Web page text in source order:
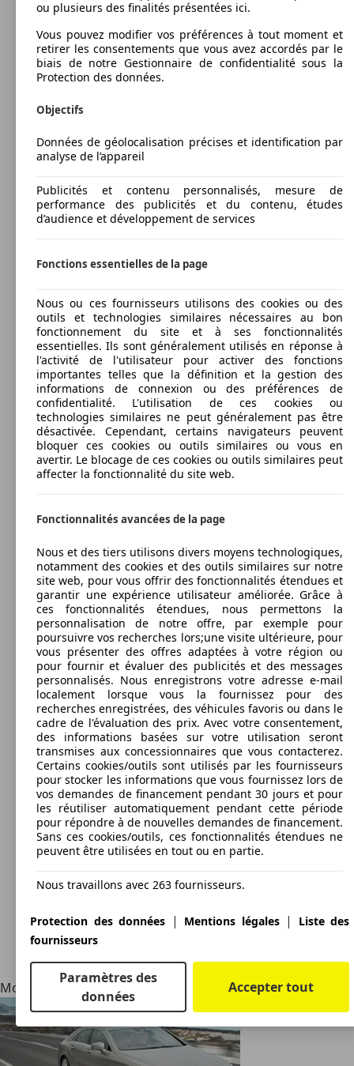
Modèles alternatifs
ou plusieurs des finalités présentées ici.
Vous pouvez modifier vos préférences à tout moment et
retirer les consentements que vous avez accordés par le
biais de notre Gestionnaire de confidentialité sous la
Protection des données.
Objectifs
Données de géolocalisation précises et identification par
analyse de l’appareil
Publicités et contenu personnalisés, mesure de
performance des publicités et du contenu, études
d’audience et développement de services
Fonctions essentielles de la page
Nous ou ces fournisseurs utilisons des cookies ou des
outils et technologies similaires nécessaires au bon
fonctionnement du site et à ses fonctionnalités
essentielles. Ils sont généralement utilisés en réponse à
l'activité de l'utilisateur pour activer des fonctions
importantes telles que la définition et la gestion des
informations de connexion ou des préférences de
confidentialité. L'utilisation de ces cookies ou
technologies similaires ne peut généralement pas être
désactivée. Cependant, certains navigateurs peuvent
bloquer ces cookies ou outils similaires ou vous en
avertir. Le blocage de ces cookies ou outils similaires peut
affecter la fonctionnalité du site web.
Fonctionnalités avancées de la page
Nous et des tiers utilisons divers moyens technologiques,
notamment des cookies et des outils similaires sur notre
site web, pour vous offrir des fonctionnalités étendues et
garantir une expérience utilisateur améliorée. Grâce à
ces fonctionnalités étendues, nous permettons la
personnalisation de notre offre, par exemple pour
poursuivre vos recherches lors;une visite ultérieure, pour
vous présenter des offres adaptées à votre région ou
pour fournir et évaluer des publicités et des messages
personnalisés. Nous enregistrons votre adresse e-mail
localement lorsque vous la fournissez pour des
recherches enregistrées, des véhicules favoris ou dans le
cadre de l'évaluation des prix. Avec votre consentement,
des informations basées sur votre utilisation seront
transmises aux concessionnaires que vous contacterez.
Certains cookies/outils sont utilisés par les fournisseurs
pour stocker les informations que vous fournissez lors de
vos demandes de financement pendant 30 jours et pour
les réutiliser automatiquement pendant cette période
pour répondre à de nouvelles demandes de financement.
Sans ces cookies/outils, ces fonctionnalités étendues ne
peuvent être utilisées en tout ou en partie.
Nous travaillons avec 263 fournisseurs.
Protection des données | Mentions légales|
Liste des
fournisseurs
Paramètres des
données
Accepter tout